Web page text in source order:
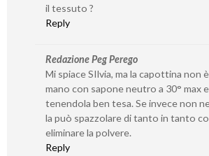
il tessuto ?
Reply
Redazione Peg Perego
Mi spiace SIlvia, ma la capottina non
mano con sapone neutro a 30° max e
tenendola ben tesa. Se invece non
la può spazzolare di tanto in tanto
eliminare la polvere.
Reply